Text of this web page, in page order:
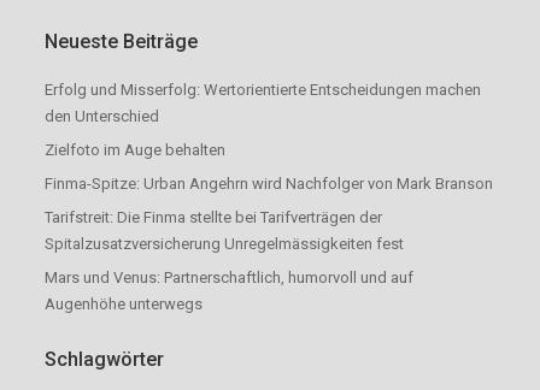
Neueste Beiträge
Erfolg und Misserfolg: Wertorientierte Entscheidungen machen
den Unterschied
Zielfoto im Auge behalten
Finma-Spitze: Urban Angehrn wird Nachfolger von Mark Branson
Tarifstreit: Die Finma stellte bei Tarifverträgen der
Spitalzusatzversicherung Unregelmässigkeiten fest
Mars und Venus: Partnerschaftlich, humorvoll und auf
Augenhöhe unterwegs
Schlagwörter